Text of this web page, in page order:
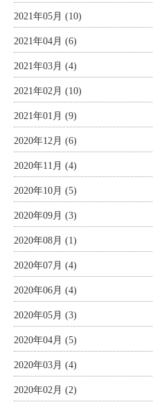
2021年05月 (10)
2021年04月 (6)
2021年03月 (4)
2021年02月 (10)
2021年01月 (9)
2020年12月 (6)
2020年11月 (4)
2020年10月 (5)
2020年09月 (3)
2020年08月 (1)
2020年07月 (4)
2020年06月 (4)
2020年05月 (3)
2020年04月 (5)
2020年03月 (4)
2020年02月 (2)